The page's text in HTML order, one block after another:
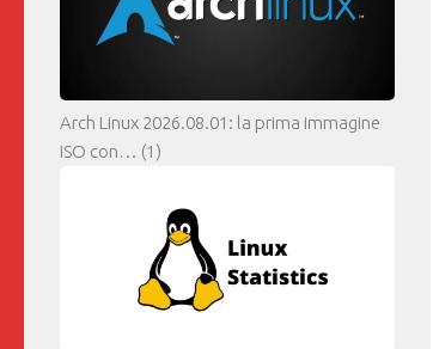
Arch Linux 2026.08.01: la prima immagine
ISO con… (1)